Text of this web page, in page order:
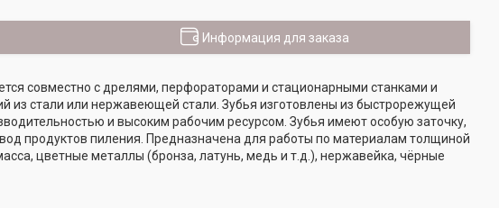
Информация для заказа
совместно с дрелями, перфораторами и стационарными станками и
из стали или нержавеющей стали. Зубья изготовлены из быстрорежущей
и высоким рабочим ресурсом. Зубья имеют особую заточку,
продуктов пиления. Предназначена для работы по материалам толщиной
цветные металлы (бронза, латунь, медь и т.д.), нержавейка, чёрные